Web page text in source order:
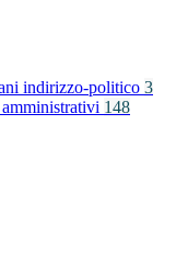
indirizzo-politico 3
148